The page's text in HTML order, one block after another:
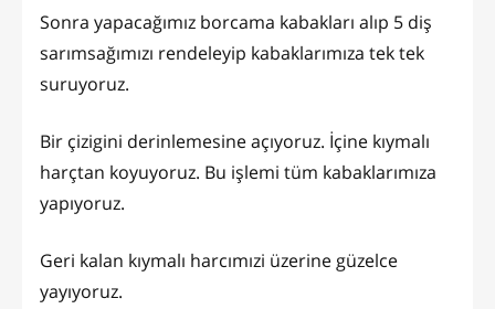
Sonra yapacağımız borcama kabakları alıp 5 diş
sarımsağımızı rendeleyip kabaklarımıza tek tek
suruyoruz.
Bir çizigini derinlemesine açıyoruz. İçine kıymalı
harçtan koyuyoruz. Bu işlemi tüm kabaklarımıza
yapıyoruz.
Geri kalan kıymalı harcımızi üzerine güzelce
yayıyoruz.